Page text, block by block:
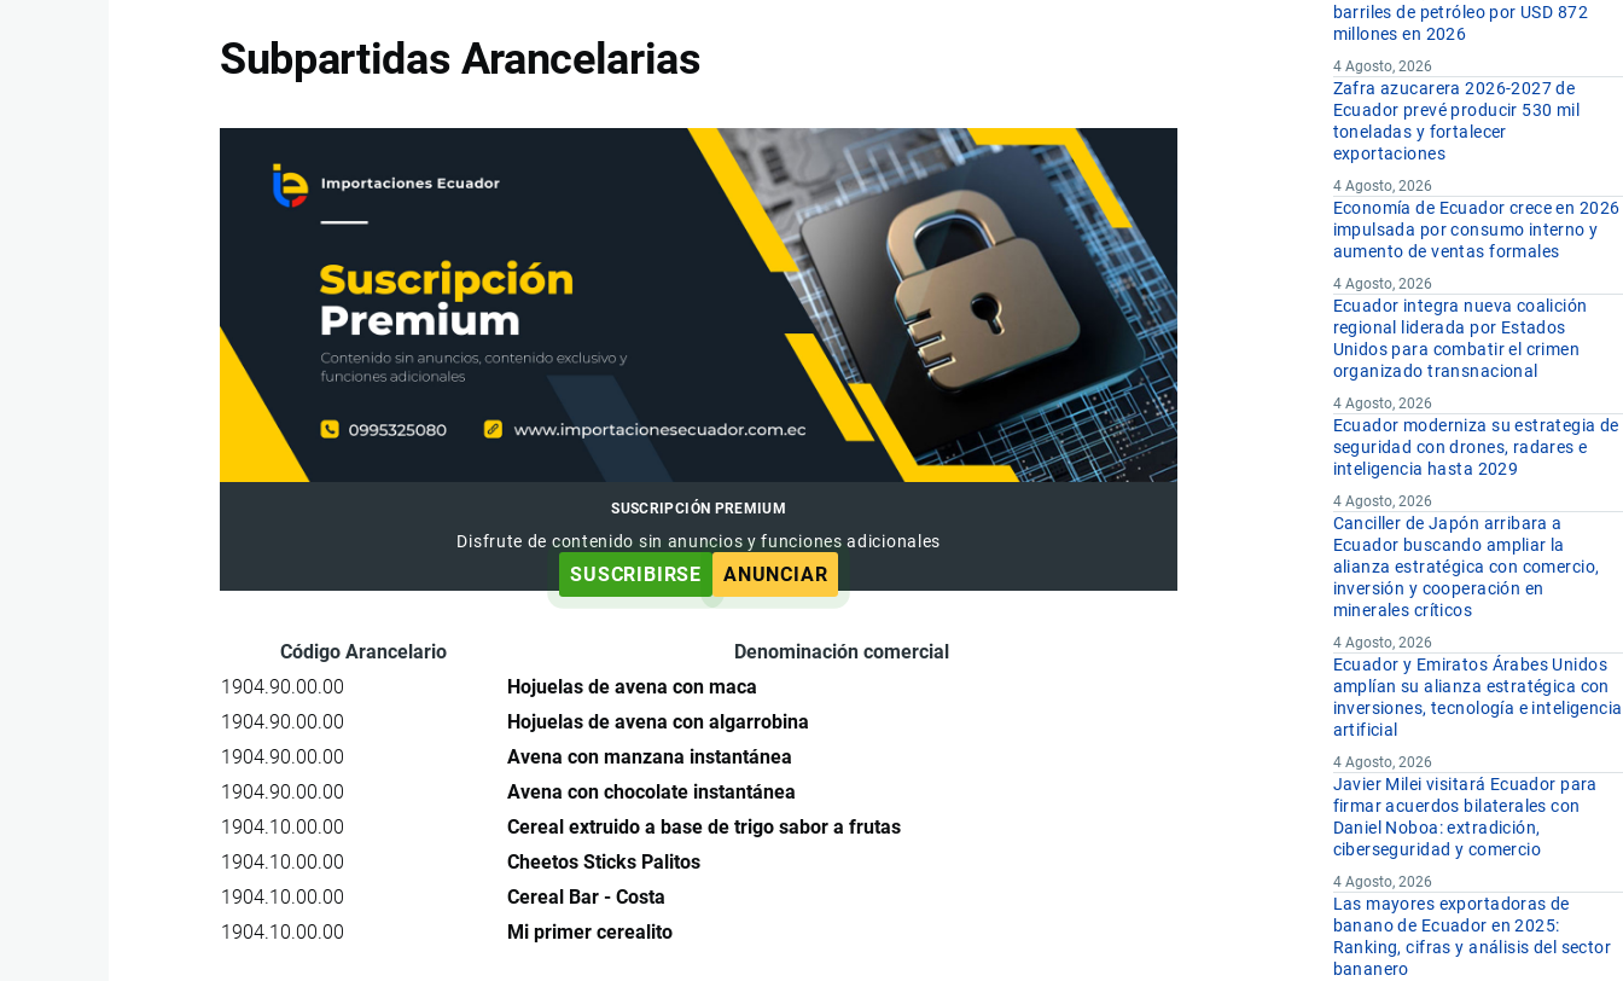
Subpartidas Arancelarias
SUSCRIPCIÓN PREMIUM
Disfrute de contenido sin anuncios y funciones adicionales
SUSCRIBIRSE ANUNCIAR
Código Arancelario
Denominación comercial
1904.90.00.00
Hojuelas de avena con maca
1904.90.00.00
Hojuelas de avena con algarrobina
1904.90.00.00
Avena con manzana instantánea
1904.90.00.00
Avena con chocolate instantánea
1904.10.00.00
Cereal extruido a base de trigo sabor a frutas
1904.10.00.00
Cheetos Sticks Palitos
1904.10.00.00
Cereal Bar - Costa
1904.10.00.00
Mi primer cerealito
barriles de petróleo por USD 872
millones en 2026
4 Agosto, 2026
Zafra azucarera 2026-2027 de
Ecuador prevé producir 530 mil
toneladas y fortalecer
exportaciones
4 Agosto, 2026
Economía de Ecuador crece en 2026
impulsada por consumo interno y
aumento de ventas formales
4 Agosto, 2026
Ecuador integra nueva coalición
regional liderada por Estados
Unidos para combatir el crimen
organizado transnacional
4 Agosto, 2026
Ecuador moderniza su estrategia de
seguridad con drones, radares e
inteligencia hasta 2029
4 Agosto, 2026
Canciller de Japón arribara a
Ecuador buscando ampliar la
alianza estratégica con comercio,
inversión y cooperación en
minerales críticos
4 Agosto, 2026
Ecuador y Emiratos Árabes Unidos
amplían su alianza estratégica con
inversiones, tecnología e inteligencia
artificial
4 Agosto, 2026
Javier Milei visitará Ecuador para
firmar acuerdos bilaterales con
Daniel Noboa: extradición,
ciberseguridad y comercio
4 Agosto, 2026
Las mayores exportadoras de
banano de Ecuador en 2025:
Ranking, cifras y análisis del sector
bananero